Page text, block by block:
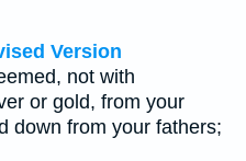
Version
not with
or gold, from your
down from your fathers;